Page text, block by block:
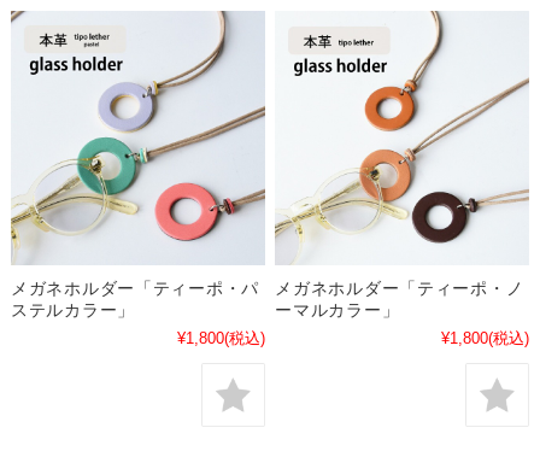
メガネホルダー「ティーポ・パ
ステルカラー」
¥1,800(税込)
メガネホルダー「ティーポ・ノ
ーマルカラー」
¥1,800(税込)